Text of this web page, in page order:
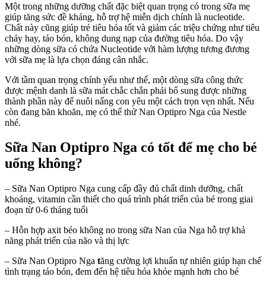
Một trong những dưỡng chất đặc biệt quan trọng có trong sữa mẹ
giúp tăng sức đề kháng, hỗ trợ hệ miễn dịch chính là nucleotide.
Chất này cũng giúp trẻ tiêu hóa tốt và giảm các triệu chứng như tiêu
chảy hay, táo bón, không dung nạp của đường tiêu hóa. Do vậy
những dòng sữa có chứa Nucleotide với hàm lượng tương đương
với sữa mẹ là lựa chọn đáng cân nhắc.
Với tầm quan trọng chính yếu như thế, một dòng sữa công thức
được mệnh danh là sữa mát chắc chắn phải bổ sung được những
thành phần này để nuôi nấng con yêu một cách trọn vẹn nhất. Nếu
còn đang băn khoăn, mẹ có thể thử Nan Optipro Nga của Nestle
nhé.
Sữa Nan Optipro Nga có tốt để mẹ cho bé
uống không?
– Sữa Nan Optipro Nga cung cấp đầy đủ chất dinh dưỡng, chất
khoáng, vitamin cần thiết cho quá trình phát triển của bé trong giai
đoạn từ 0-6 tháng tuổi
– Hỗn hợp axit béo không no trong sữa Nan của Nga hỗ trợ khả
năng phát triển của não và thị lực
– Sữa Nan Optipro Nga tăng cường lợi khuẩn tự nhiên giúp hạn chế
tình trạng táo bón, đem đến hệ tiêu hóa khỏe mạnh hơn cho bé